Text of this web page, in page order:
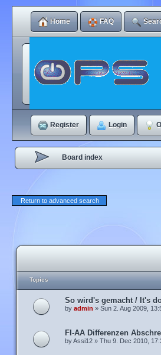
Home FAQ
Register Login
Board index
Return to advanced search
Topics
So wird's gemacht / It's
by admin » Sun 2. Aug 2009,
FI-AA Differenzen
by Assi12 » Thu 9. Dec 2010,